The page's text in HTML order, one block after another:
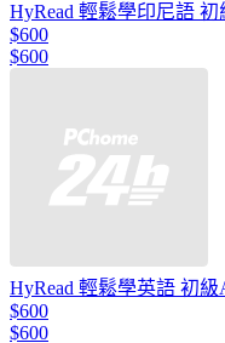
HyRead 輕鬆學印尼語
$600
$600
HyRead 輕鬆學英語 初
$600
$600